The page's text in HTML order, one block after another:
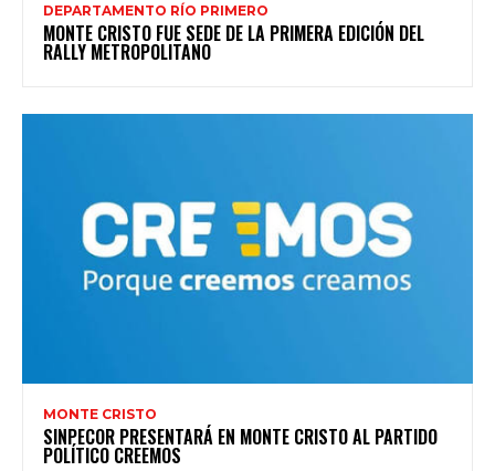
DEPARTAMENTO RÍO PRIMERO
MONTE CRISTO FUE SEDE DE LA PRIMERA EDICIÓN DEL
RALLY METROPOLITANO
MONTE CRISTO
SINPECOR PRESENTARÁ EN MONTE CRISTO AL PARTIDO
POLÍTICO CREEMOS